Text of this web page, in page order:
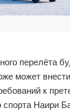
перелёта
может
к
Наири